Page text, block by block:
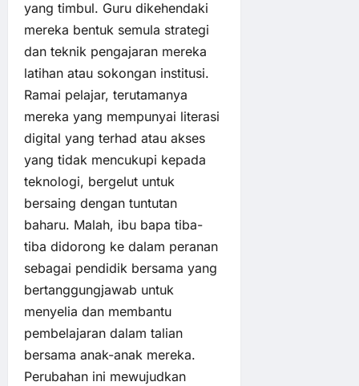
yang timbul. Guru dikehendaki
mereka bentuk semula strategi
dan teknik pengajaran mereka
latihan atau sokongan institusi.
Ramai pelajar, terutamanya
mereka yang mempunyai literasi
digital yang terhad atau akses
yang tidak mencukupi kepada
teknologi, bergelut untuk
bersaing dengan tuntutan
baharu. Malah, ibu bapa tiba-
tiba didorong ke dalam peranan
sebagai pendidik bersama yang
bertanggungjawab untuk
menyelia dan membantu
pembelajaran dalam talian
bersama anak-anak mereka.
Perubahan ini mewujudkan